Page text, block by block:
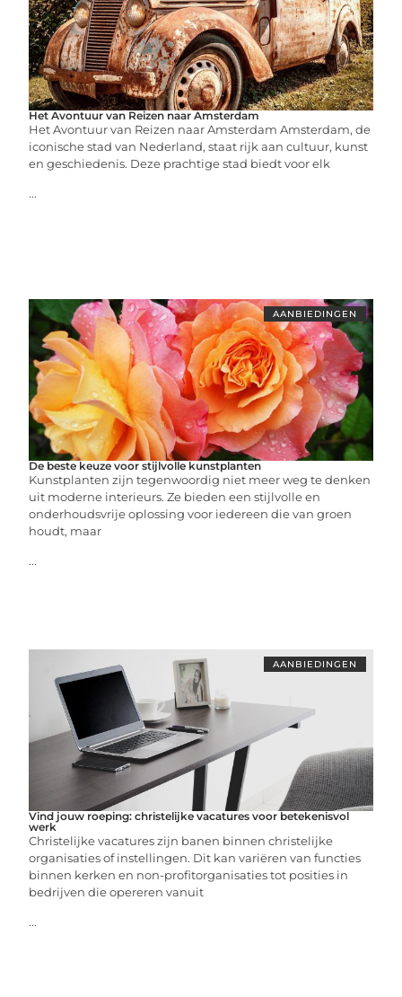
Het Avontuur van Reizen naar Amsterdam
Het Avontuur van Reizen naar Amsterdam Amsterdam, de
iconische stad van Nederland, staat rijk aan cultuur, kunst
en geschiedenis. Deze prachtige stad biedt voor elk
...
AANBIEDINGEN
De beste keuze voor stijlvolle kunstplanten
Kunstplanten zijn tegenwoordig niet meer weg te denken
uit moderne interieurs. Ze bieden een stijlvolle en
onderhoudsvrije oplossing voor iedereen die van groen
houdt, maar
...
AANBIEDINGEN
Vind jouw roeping: christelijke vacatures voor betekenisvol
werk
Christelijke vacatures zijn banen binnen christelijke
organisaties of instellingen. Dit kan variëren van functies
binnen kerken en non-profitorganisaties tot posities in
bedrijven die opereren vanuit
...